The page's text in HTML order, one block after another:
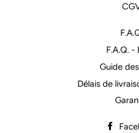
F.A.Q. -
Guide
Délais de